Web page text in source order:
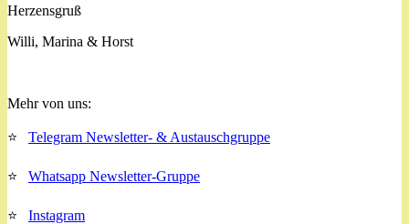
Herzensgruß
Willi, Marina & Horst
Mehr von uns:
⭐ Telegram Newsletter- & Austauschgruppe
⭐ Whatsapp Newsletter-Gruppe
⭐ Instagram